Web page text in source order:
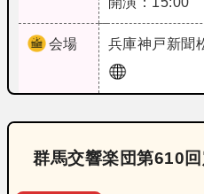
会場 兵庫神戸新聞
群馬交響楽団第610